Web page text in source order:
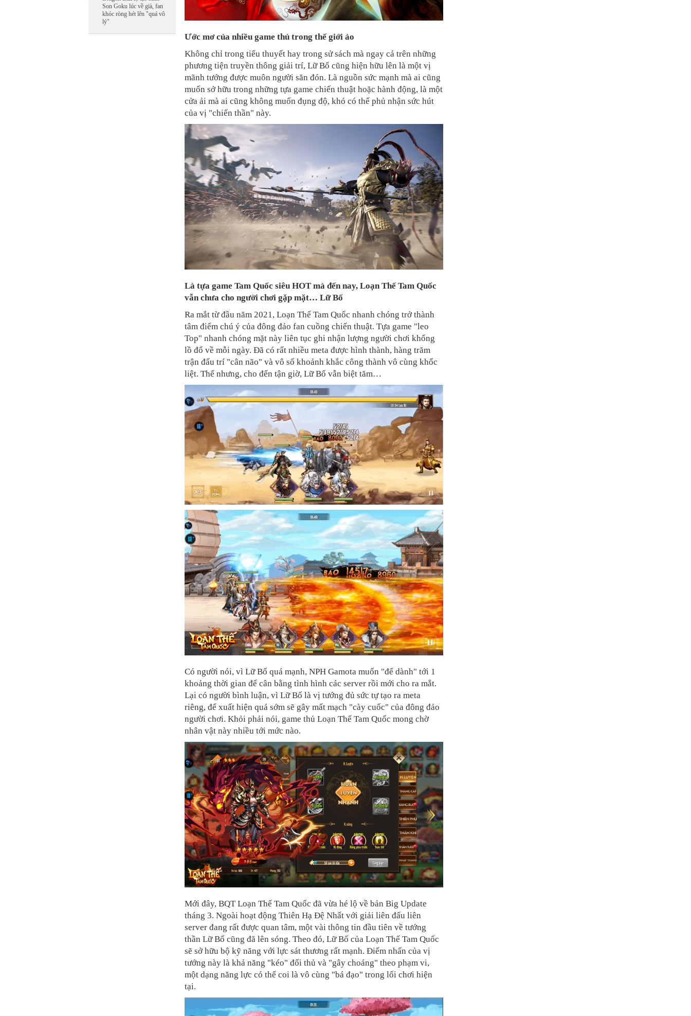
Son Goku lúc về già, fan
khóc ròng hét lên "quá vô
lý"
Ước mơ của nhiều game thủ trong thế giới ảo
Không chỉ trong tiểu thuyết hay trong sử sách mà ngay cả trên những
phương tiện truyền thông giải trí, Lữ Bố cũng hiện hữu lên là một vị
mãnh tướng được muôn người săn đón. Là nguồn sức mạnh mà ai cũng
muốn sở hữu trong những tựa game chiến thuật hoặc hành động, là một
cửa ải mà ai cũng không muốn đụng độ, khó có thể phủ nhận sức hút
của vị "chiến thần" này.
Là tựa game Tam Quốc siêu HOT mà đến nay, Loạn Thế Tam Quốc
vẫn chưa cho người chơi gặp mặt… Lữ Bố
Ra mắt từ đầu năm 2021, Loạn Thế Tam Quốc nhanh chóng trở thành
tâm điểm chú ý của đông đảo fan cuồng chiến thuật. Tựa game "leo
Top" nhanh chóng mặt này liên tục ghi nhận lượng người chơi khổng
lồ đổ về mỗi ngày. Đã có rất nhiều meta được hình thành, hàng trăm
trận đấu trí "cân não" và vô số khoảnh khắc công thành vô cùng khốc
liệt. Thế nhưng, cho đến tận giờ, Lữ Bố vẫn biệt tăm…
Có người nói, vì Lữ Bố quá mạnh, NPH Gamota muốn "để dành" tới 1
khoảng thời gian để cân bằng tình hình các server rồi mới cho ra mắt.
Lại có người bình luận, vì Lữ Bố là vị tướng đủ sức tự tạo ra meta
riêng, để xuất hiện quá sớm sẽ gây mất mạch "cày cuốc" của đông đảo
người chơi. Khỏi phải nói, game thủ Loạn Thế Tam Quốc mong chờ
nhân vật này nhiều tới mức nào.
Mới đây, BQT Loạn Thế Tam Quốc đã vừa hé lộ về bản Big Update
tháng 3. Ngoài hoạt động Thiên Hạ Đệ Nhất với giải liên đấu liên
server đang rất được quan tâm, một vài thông tin đầu tiên về tướng
thần Lữ Bố cũng đã lên sóng. Theo đó, Lữ Bố của Loạn Thế Tam Quốc
sẽ sở hữu bộ kỹ năng với lực sát thương rất mạnh. Điểm nhấn của vị
tướng này là khả năng "kéo" đối thủ và "gây choáng" theo phạm vi,
một dạng năng lực có thể coi là vô cùng "bá đạo" trong lối chơi hiện
tại.